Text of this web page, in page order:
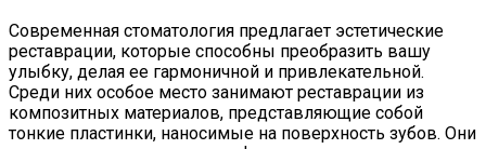
Современная стоматология предлагает эстетические
реставрации, которые способны преобразить вашу
улыбку, делая ее гармоничной и привлекательной.
Среди них особое место занимают реставрации из
композитных материалов, представляющие собой
тонкие пластинки, наносимые на поверхность зубов. Они